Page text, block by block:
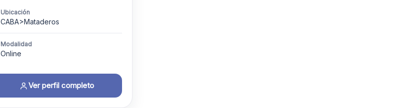
Ubicación
CABA>Mataderos
Modalidad
Online
Ver perfil completo